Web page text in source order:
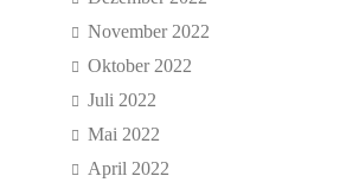
November 2022
Oktober 2022
Juli 2022
Mai 2022
April 2022